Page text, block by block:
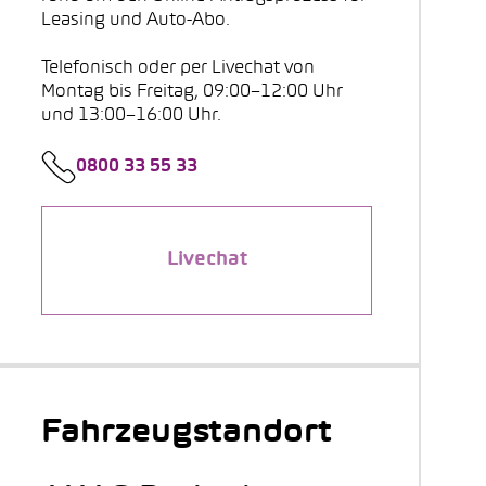
Leasing und Auto-Abo.
Telefonisch oder per Livechat von
Montag bis Freitag, 09:00–12:00 Uhr
und 13:00–16:00 Uhr.
0800 33 55 33
Livechat
Fahrzeugstandort